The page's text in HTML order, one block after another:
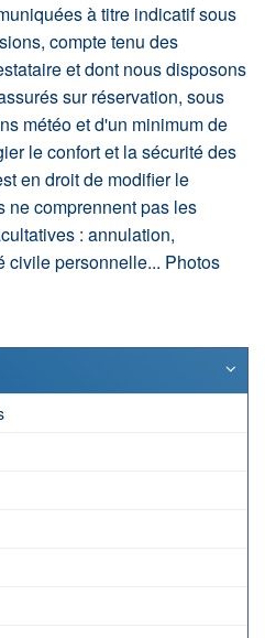
à titre indicatif sous
compte tenu des
et dont nous disposons
sur réservation, sous
météo et d'un minimum de
le confort et la sécurité des
en droit de modifier le
ne comprennent pas les
: annulation,
civile personnelle... Photos